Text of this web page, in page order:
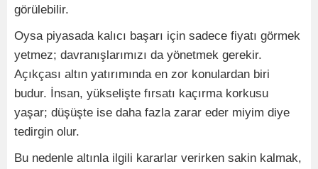
görülebilir.
Oysa piyasada kalıcı başarı için sadece fiyatı görmek
yetmez; davranışlarımızı da yönetmek gerekir.
Açıkçası altın yatırımında en zor konulardan biri
budur. İnsan, yükselişte fırsatı kaçırma korkusu
yaşar; düşüşte ise daha fazla zarar eder miyim diye
tedirgin olur.
Bu nedenle altınla ilgili kararlar verirken sakin kalmak,